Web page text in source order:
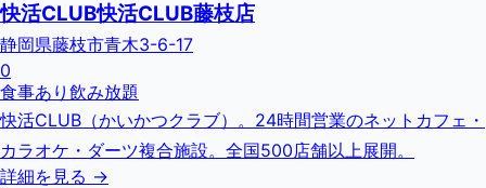
快活CLUB快活CLUB藤枝店
静岡県藤枝市青木3-6-17
0
食事あり 飲み放題
快活CLUB（かいかつクラブ）。24時間営業のネットカフェ・
カラオケ・ダーツ複合施設。全国500店舗以上展開。
詳細を見る →